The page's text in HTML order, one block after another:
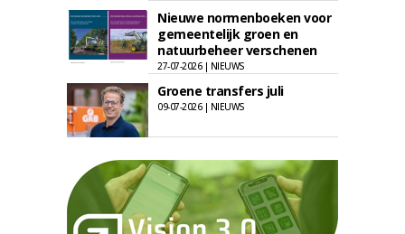
Nieuwe normenboeken voor
gemeentelijk groen en
natuurbeheer verschenen
27-07-2026 | NIEUWS
Groene transfers juli
09-07-2026 | NIEUWS